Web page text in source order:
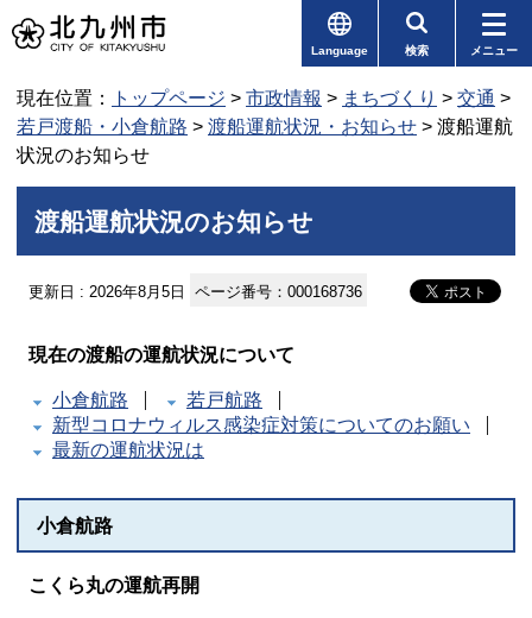
Language 検索 メニュー
現在位置： トップページ > 市政情報 > まちづくり > 交通 >
若戸渡船・小倉航路 > 渡船運航状況・お知らせ > 渡船運航
状況のお知らせ
渡船運航状況のお知らせ
更新日 : 2026年8月5日 ページ番号：000168736
現在の渡船の運航状況について
小倉航路
若戸航路
新型コロナウィルス感染症対策についてのお願い
最新の運航状況は
小倉航路
こくら丸の運航再開